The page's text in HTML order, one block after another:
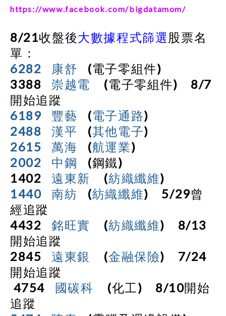
https://www.facebook.com/bigdatamom/
8/21收盤後大數據程式篩選股票名
單：
6282
康舒 (電子零組件)
3388
崇越電 (電子零組件)
8/7
開始追蹤
6189
豐藝 (電子通路)
2488
漢平 (其他電子)
2615
萬海 (航運業)
2002
中鋼 (鋼鐵)
1402
遠東新 (紡織纖維)
1440
南紡 (紡織纖維) 5/29曾
經追蹤
4432
銘旺實 (紡織纖維)
8/13
開始追蹤
2845
遠東銀 (金融保險)
7/24
開始追蹤
4754 國碳科 (化工) 8/10開始
追蹤